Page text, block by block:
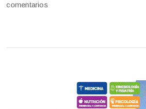
comentarios